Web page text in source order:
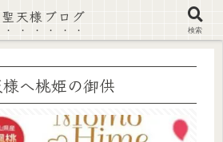
イト及び偽情報に注意 ▶確認する◀
へ桃姫の御供
聖天様ブログ
検索